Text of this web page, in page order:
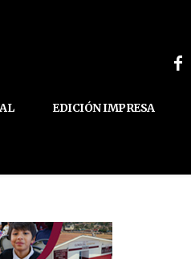
EDICIÓN IMPRESA